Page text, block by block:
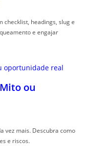
checklist, headings, slug e
e engajar
ou
vez mais. Descubra como
e riscos.